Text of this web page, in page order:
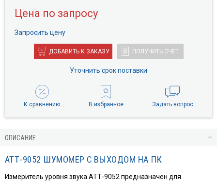
Цена по запросу
Запросить цену
ДОБАВИТЬ К ЗАКАЗУ ПОЛУЧИТЬ СЧЕТ
Уточнить срок поставки
К сравнению В избранное Задать вопрос
ОПИСАНИЕ
АТТ-9052 ШУМОМЕР С ВЫХОДОМ НА ПК
Измеритель уровня звука АТТ-9052 предназначен для